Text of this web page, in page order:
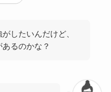
したいんだけど、
るのかな？